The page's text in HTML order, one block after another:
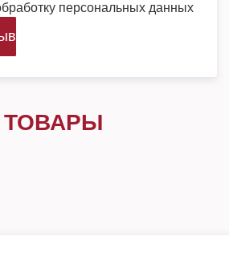
персональных данных